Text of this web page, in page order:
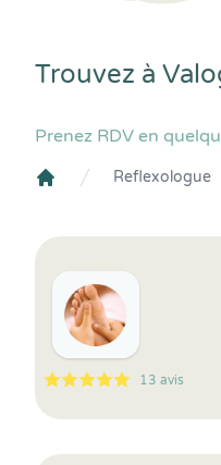
Trouvez à
Prenez RDV en
Reflexologue
5
1
5
13 13 avis